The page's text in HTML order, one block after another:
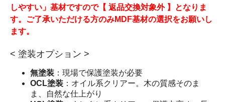
しやすい」基材ですので【 返品交換対象外 】となりま
す。ご了承いただける方のみMDF基材の選択をお願いし
ます。
< 塗装オプション >
無塗装 ：現場で保護塗装が必要
OCL塗装 ：オイル系クリアー。木の質感そのま
ま、自然な仕上がり